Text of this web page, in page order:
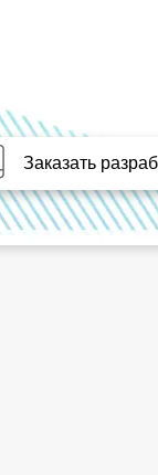
Заказать